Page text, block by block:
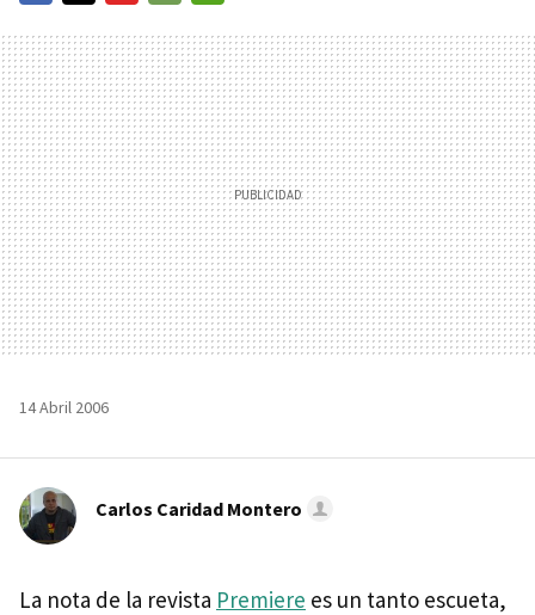
MAIL
14 Abril 2006
Carlos Caridad Montero
La nota de la revista Premiere es un tanto escueta,